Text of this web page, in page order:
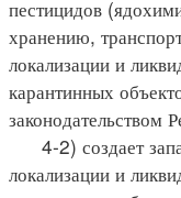
пестицидов
хранению,
локализации и
карантинных
законодательством
4-2) создает
локализации и